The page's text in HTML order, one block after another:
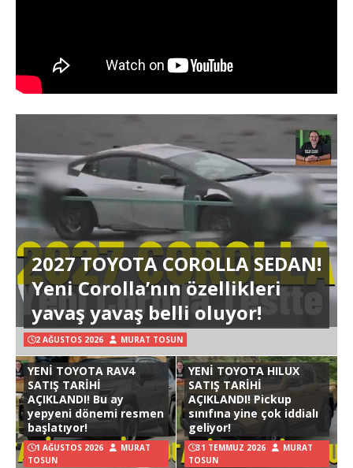
2027 TOYOTA COROLLA SEDAN!
Yeni Corolla’nın özellikleri
yavaş yavaş belli oluyor!
2 AĞUSTOS 2026 MURAT TOSUN
YENİ TOYOTA RAV4
SATIŞ TARİHİ
AÇIKLANDI! Bu ay
yepyeni dönemi resmen
başlatıyor!
1 AĞUSTOS 2026
MURAT
TOSUN
YENİ TOYOTA HILUX
SATIŞ TARİHİ
AÇIKLANDI! Pickup
sınıfına yine çok iddialı
geliyor!
31 TEMMUZ 2026
MURAT
TOSUN